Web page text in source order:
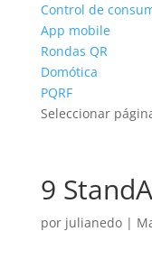
Control de
App mobile
Rondas QR
Domótica
PQRF
Seleccionar
9
por julianedo|